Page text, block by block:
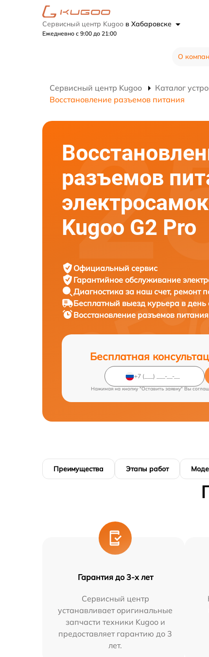
Сервисный центр Kugoo в Хабаровске
Ежедневно с 9:00 до 21:00
О
Сервисный центр Kugoo Каталог
Восстановление разъемов питания
разъемов
Kugoo G2 Pro
Официальный сервис
Гарантийное обслуживание
Диагностика за наш счет, ремонт
Бесплатный выезд курьера в
Восстановление разъемов
Бесплатная
Нажимая на кнопку "Оставить заявку" Вы
Преимущества Этапы работ
Гарантия до 3-х лет
Сервисный центр
устанавливает оригинальные
запчасти техники Kugoo и
предоставляет гарантию до 3
лет.